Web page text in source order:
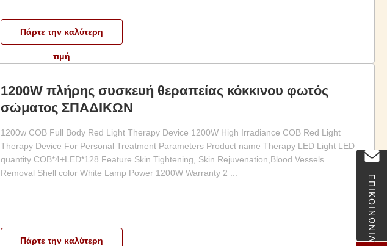
ΕΠΙΚΟΙΝΩΝΙΑ
Πάρτε την καλύτερη
τιμή
1200W πλήρης συσκευή θεραπείας κόκκινου φωτός
σώματος ΣΠΑΔΙΚΩΝ
1200w COB Full Body Red Light Therapy Device 1200W High Irradiance COB Red Light
Therapy Device For Personal Treatment Parameters Product name Therapy LED Light LED
quantity COB*4+LED*128 Feature Skin Tightening, Skin Rejuvenation,Blood Vessels
Removal Shell color White Lamp Power 1200W Warranty 2 ...
Πάρτε την καλύτερη